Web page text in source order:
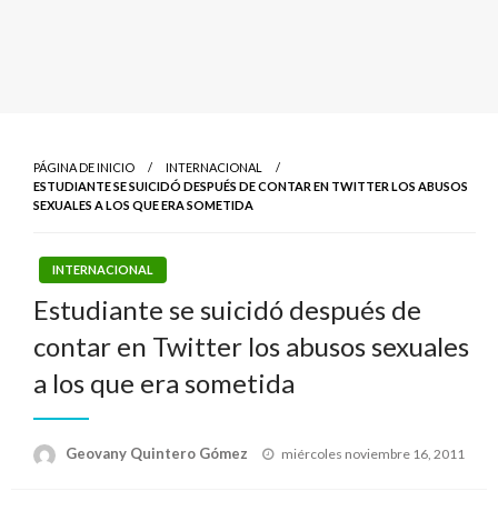
PÁGINA DE INICIO
INTERNACIONAL
ESTUDIANTE SE SUICIDÓ DESPUÉS DE CONTAR EN TWITTER LOS ABUSOS
SEXUALES A LOS QUE ERA SOMETIDA
INTERNACIONAL
Estudiante se suicidó después de
contar en Twitter los abusos sexuales
a los que era sometida
Geovany Quintero Gómez
Publicado
miércoles noviembre 16, 2011